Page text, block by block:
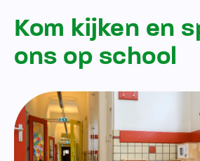
Kom kijken en
ons op school